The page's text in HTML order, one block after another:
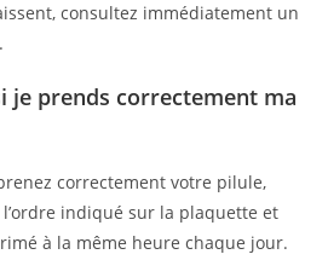
consultez immédiatement un
je prends correctement ma
correctement votre pilule,
indiqué sur la plaquette et
à la même heure chaque jour.